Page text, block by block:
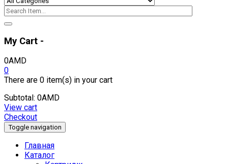
My Cart -
0AMD
0
There are 0 item(s) in your cart
Subtotal: 0AMD
View cart
Checkout
Toggle navigation
Главная
Каталог